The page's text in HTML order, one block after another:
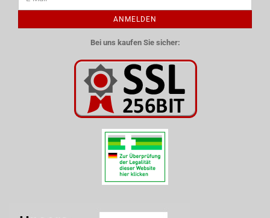
ANMELDEN
Bei uns kaufen Sie sicher: